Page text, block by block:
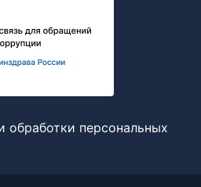
обработки персональных